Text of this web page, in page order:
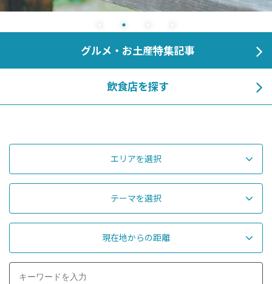
グルメ・お土産特集記事
飲食店を探す
エリアを選択
テーマを選択
現在地からの距離